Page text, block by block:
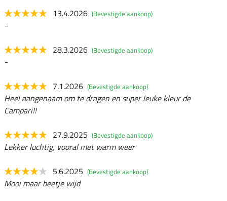
13.4.2026 (Bevestigde aankoop)
-
28.3.2026 (Bevestigde aankoop)
-
7.1.2026 (Bevestigde aankoop)
Heel aangenaam om te dragen en super leuke kleur de
Campari!!
27.9.2025 (Bevestigde aankoop)
Lekker luchtig, vooral met warm weer
5.6.2025 (Bevestigde aankoop)
Mooi maar beetje wijd